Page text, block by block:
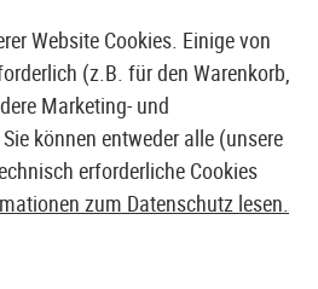
SHOP & GROßHÄNDLER
Website Cookies. Einige von
(z.B. für den Warenkorb,
Marketing- und
können entweder alle (unsere
erforderliche Cookies
zum Datenschutz lesen.